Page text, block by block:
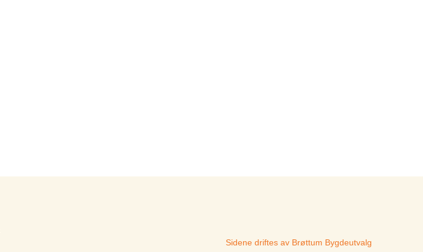
Sidene driftes av Brøttum Bygdeutvalg